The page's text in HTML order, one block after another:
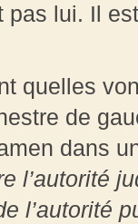
pas lui. Il
quelles
de
dans
l’autorité
l’autorité